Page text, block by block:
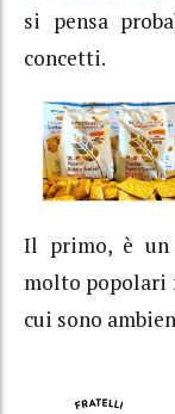
si pensa
concetti.
Il primo, è un
molto popolari
cui sono